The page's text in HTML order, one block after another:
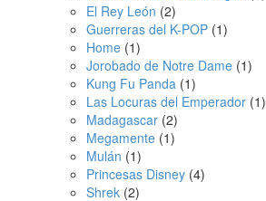
El Rey León (2)
Guerreras del K-POP (1)
Home (1)
Jorobado de Notre Dame (1)
Kung Fu Panda (1)
Las Locuras del Emperador (1)
Madagascar (2)
Megamente (1)
Mulán (1)
Princesas Disney (4)
Shrek (2)